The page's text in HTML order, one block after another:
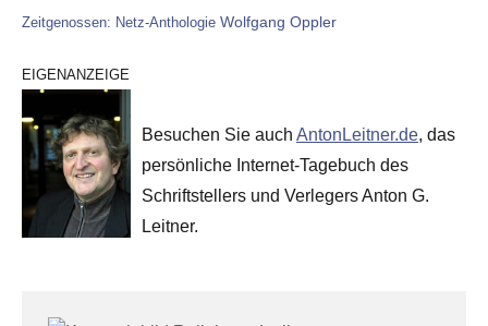
Zeitgenossen: Netz-Anthologie Wolfgang Oppler
EIGENANZEIGE
Besuchen Sie auch AntonLeitner.de, das
persönliche Internet-Tagebuch des
Schriftstellers und Verlegers Anton G.
Leitner.